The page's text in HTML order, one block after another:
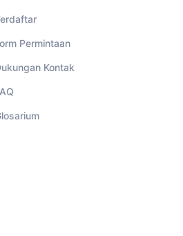
Permintaan
Kontak